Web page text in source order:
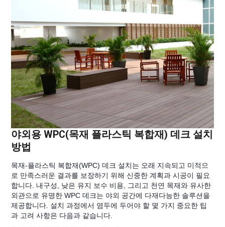
야외용 WPC(목재 플라스틱 복합재) 데크 설치
방법
목재-플라스틱 복합재(WPC) 데크 설치는 오래 지속되고 미적으
로 만족스러운 결과를 보장하기 위해 신중한 계획과 시공이 필요
합니다. 내구성, 낮은 유지 보수 비용, 그리고 천연 목재와 유사한
외관으로 유명한 WPC 데크는 야외 공간에 다재다능한 솔루션을
제공합니다. 설치 과정에서 염두에 두어야 할 몇 가지 중요한 팁
과 고려 사항은 다음과 같습니다.